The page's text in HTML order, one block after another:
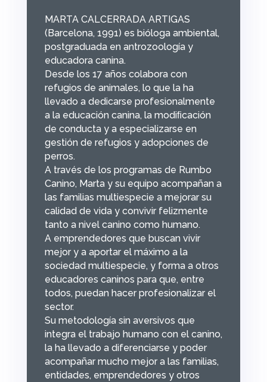
MARTA CALCERRADA ARTIGAS
(Barcelona, 1991) es bióloga ambiental,
postgraduada en antrozoología y
educadora canina.
Desde los 17 años colabora con
refugios de animales, lo que la ha
llevado a dedicarse profesionalmente
a la educación canina, la modiﬁcación
de conducta y a especializarse en
gestión de refugios y adopciones de
perros.
A través de los programas de Rumbo
Canino, Marta y su equipo acompañan a
las familias multiespecie a mejorar su
calidad de vida y convivir felizmente
tanto a nivel canino como humano.
A emprendedores que buscan vivir
mejor y a aportar el máximo a la
sociedad multiespecie, y forma a otros
educadores caninos para que, entre
todos, puedan hacer profesionalizar el
sector.
Su metodología sin aversivos que
integra el trabajo humano con el canino,
la ha llevado a diferenciarse y poder
acompañar mucho mejor a las familias,
entidades, emprendedores y otros